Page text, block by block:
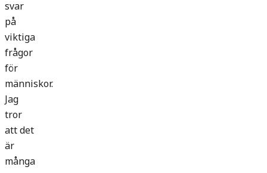
svar
på
viktiga
frågor
för
människor.
Jag
tror
att det
är
många